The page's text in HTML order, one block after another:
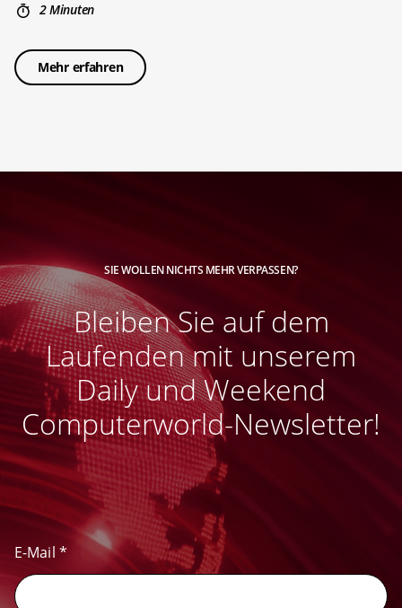
2 Minuten
Mehr erfahren
SIE WOLLEN NICHTS MEHR VERPASSEN?
Bleiben Sie auf dem
Laufenden mit unserem
Daily und Weekend
Computerworld-Newsletter!
E-Mail *